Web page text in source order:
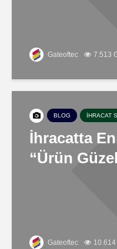
Gateoftec 7.513
BLOG İHRACAT
İhracatta
“Ürün
Gateoftec